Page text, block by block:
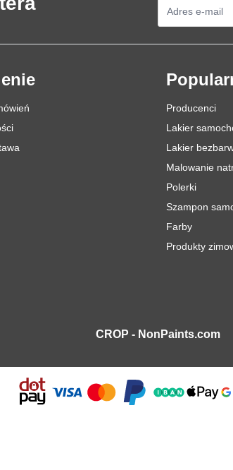
Producenci
Lakier
Lakier
Malowanie
Polerki
Szampon
Farby
Produkty
CROP - NonPaints.com